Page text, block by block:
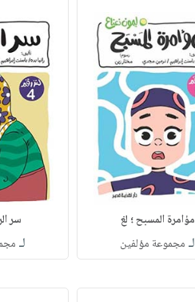
مؤامرة المسبح ؛ لغ
لـ مجموعة مؤلفين
سر
لـ